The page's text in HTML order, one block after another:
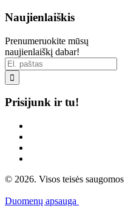
Naujienlaiškis
Prenumeruokite mūsų
naujienlaiškį dabar!

Prisijunk ir tu!
© 2026. Visos teisės saugomos
Duomenų apsauga